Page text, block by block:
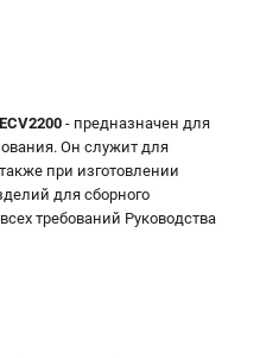
ПЕТЕРБУРГ)
448-13-08
сайте не является публичной
Фермы, 29АЛ
- предназначен для
Он служит для
при изготовлении
для сборного
требований Руководства